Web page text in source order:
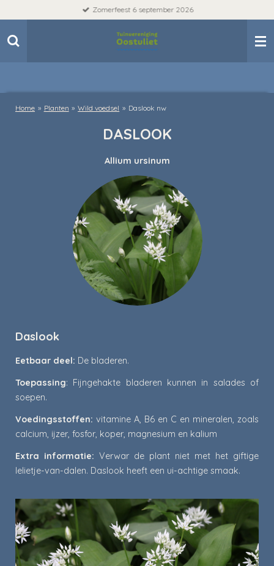
naar
hoofdinhoud
Zomerfeest 6 september 2026
Home » Planten » Wild voedsel » Daslook nw
DASLOOK
Allium ursinum
Daslook
Eetbaar deel: De bladeren.
Toepassing: Fijngehakte bladeren kunnen in salades of
soepen.
Voedingsstoffen: vitamine A, B6 en C en mineralen, zoals
calcium, ijzer, fosfor, koper, magnesium en kalium
Extra informatie: Verwar de plant niet met het giftige
lelietje-van-dalen. Daslook heeft een ui-achtige smaak.